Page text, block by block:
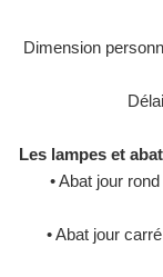
Dimension
Les lampes et
• Abat jour
• Abat jour